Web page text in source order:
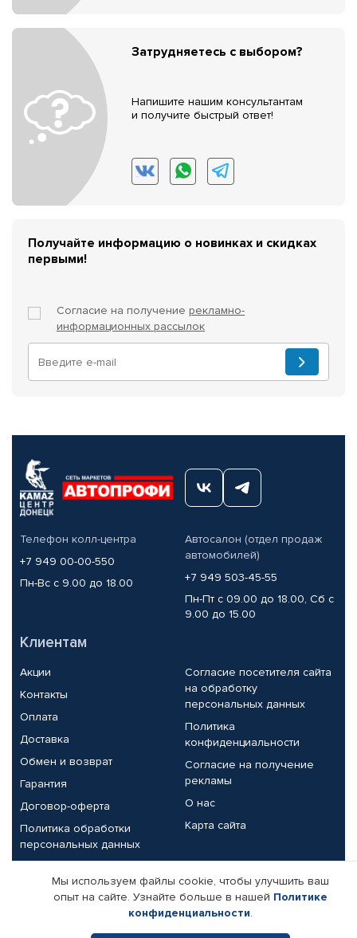
Затрудняетесь с выбором?
Напишите нашим консультантам
и получите быстрый ответ!
Получайте информацию о новинках и скидках
первыми!
Согласие на получение рекламно-
информационных рассылок
Телефон колл-центра
+7 949 00-00-550
Пн-Вс с 9.00 до 18.00
Автосалон (отдел продаж
автомобилей)
+7 949 503-45-55
Пн-Пт с 09.00 до 18.00, Сб с
9.00 до 15.00
Клиентам
Акции
Контакты
Оплата
Доставка
Обмен и возврат
Гарантия
Договор-оферта
Политика обработки
персональных данных
Согласие посетителя сайта
на обработку
персональных данных
Политика
конфиденциальности
Согласие на получение
рекламы
О нас
Карта сайта
Партнерам
Корпоративным клиентам
Поставщикам
Реквизиты компании
Мы используем файлы cookie, чтобы улучшить ваш
опыт на сайте. Узнайте больше в нашей Политике
конфиденциальности.